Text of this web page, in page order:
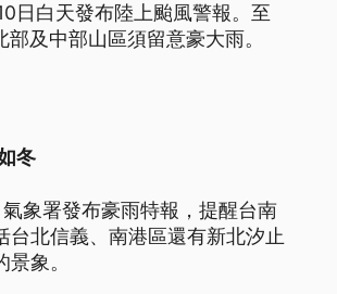
日白天發布陸上颱風警報。至
及中部山區須留意豪大雨。
冬
象署發布豪雨特報，提醒台南
北信義、南港區還有新北汐止
象。